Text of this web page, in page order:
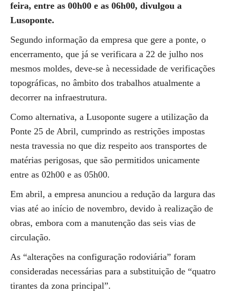
feira, entre as 00h00 e as 06h00, divulgou a
Lusoponte.
Segundo informação da empresa que gere a ponte, o
encerramento, que já se verificara a 22 de julho nos
mesmos moldes, deve-se à necessidade de verificações
topográficas, no âmbito dos trabalhos atualmente a
decorrer na infraestrutura.
Como alternativa, a Lusoponte sugere a utilização da
Ponte 25 de Abril, cumprindo as restrições impostas
nesta travessia no que diz respeito aos transportes de
matérias perigosas, que são permitidos unicamente
entre as 02h00 e as 05h00.
Em abril, a empresa anunciou a redução da largura das
vias até ao início de novembro, devido à realização de
obras, embora com a manutenção das seis vias de
circulação.
As “alterações na configuração rodoviária” foram
consideradas necessárias para a substituição de “quatro
tirantes da zona principal”.